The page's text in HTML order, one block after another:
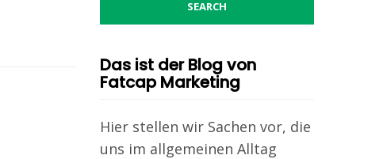
Das ist der Blog von
Fatcap Marketing
Hier stellen wir Sachen vor, die
uns im allgemeinen Alltag